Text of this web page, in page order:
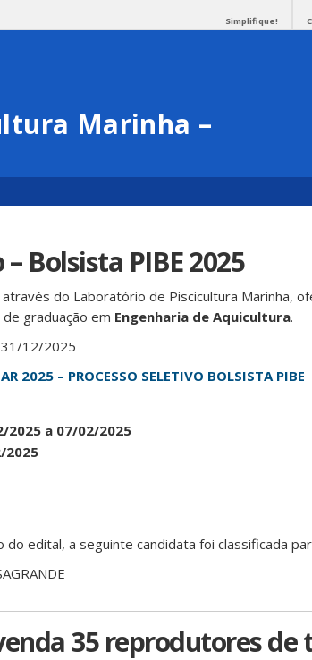
Simplifique!
Marinha –
Bolsista PIBE 2025
do Laboratório de Piscicultura Marinha,
graduação em Engenharia de Aquicultura.
31/12/2025
2025 – PROCESSO SELETIVO BOLSISTA PIBE
2025 a 07/02/2025
2025
edital, a seguinte candidata foi classificada
35 reprodutores